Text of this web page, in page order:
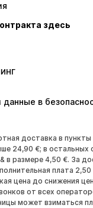
Юбки
ЭКСКЛЮЗИВ
Модные
Ботинки
Сапоги
здесь
в
доставка в
24,90 €; в остальных
в размере 4,50 €. За
плата 2,50
цена до снижения
от всех
может взиматься